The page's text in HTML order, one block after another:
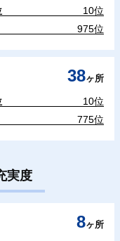
10位
975位
38ヶ所
10位
775位
実度
8ヶ所